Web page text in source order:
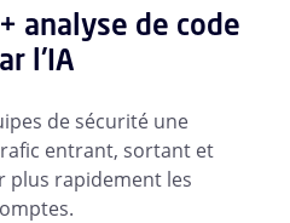
analyse de code
l'IA
de sécurité une
entrant, sortant et
plus rapidement les